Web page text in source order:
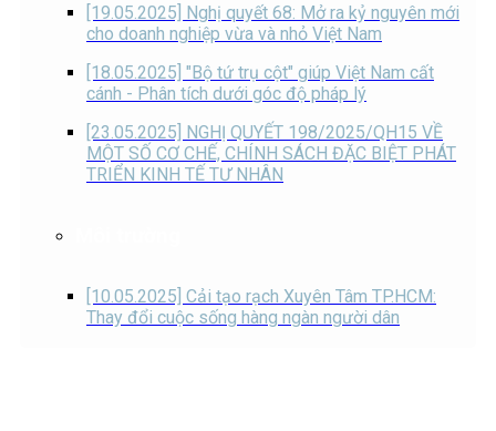
[19.05.2025] Nghị quyết 68: Mở ra kỷ nguyên mới
cho doanh nghiệp vừa và nhỏ Việt Nam
[18.05.2025] "Bộ tứ trụ cột" giúp Việt Nam cất
cánh - Phân tích dưới góc độ pháp lý
[23.05.2025] NGHỊ QUYẾT 198/2025/QH15 VỀ
MỘT SỐ CƠ CHẾ, CHÍNH SÁCH ĐẶC BIỆT PHÁT
TRIỂN KINH TẾ TƯ NHÂN
[10.05.2025] Cải tạo rạch Xuyên Tâm TP.HCM:
Thay đổi cuộc sống hàng ngàn người dân